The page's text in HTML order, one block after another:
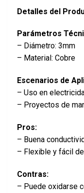
Detalles del
Parámetros
– Diámetro: 3mm
– Material: Cobre
Escenarios de
– Uso en
– Proyectos de
Pros:
– Buena
– Flexible y fácil
Contras:
– Puede oxidarse